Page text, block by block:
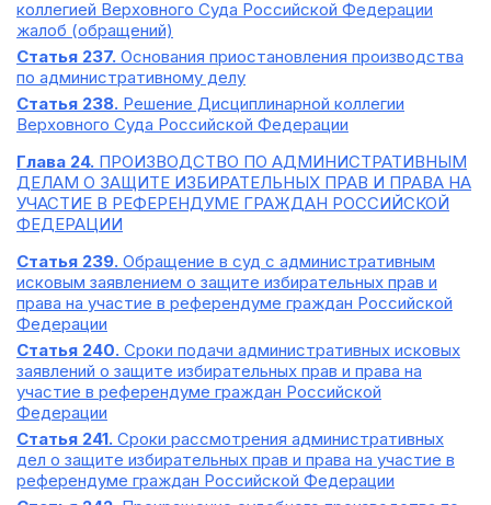
коллегией Верховного Суда Российской Федерации
жалоб (обращений)
Статья 237. Основания приостановления производства
по административному делу
Статья 238. Решение Дисциплинарной коллегии
Верховного Суда Российской Федерации
Глава 24. ПРОИЗВОДСТВО ПО АДМИНИСТРАТИВНЫМ
ДЕЛАМ О ЗАЩИТЕ ИЗБИРАТЕЛЬНЫХ ПРАВ И ПРАВА НА
УЧАСТИЕ В РЕФЕРЕНДУМЕ ГРАЖДАН РОССИЙСКОЙ
ФЕДЕРАЦИИ
Статья 239. Обращение в суд с административным
исковым заявлением о защите избирательных прав и
права на участие в референдуме граждан Российской
Федерации
Статья 240. Сроки подачи административных исковых
заявлений о защите избирательных прав и права на
участие в референдуме граждан Российской
Федерации
Статья 241. Сроки рассмотрения административных
дел о защите избирательных прав и права на участие в
референдуме граждан Российской Федерации